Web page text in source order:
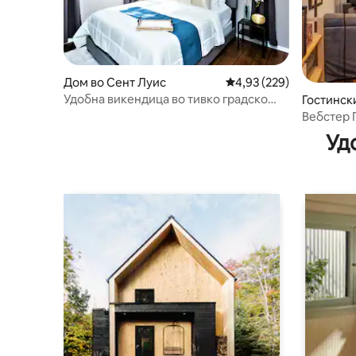
Дом во Сент Луис Просечна оцена: 4,93
4,93 (229)
Удобна викендица во тивко градско
стер
Вебстер